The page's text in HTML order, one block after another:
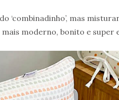
‘combinadinho’, mas
moderno, bonito e super